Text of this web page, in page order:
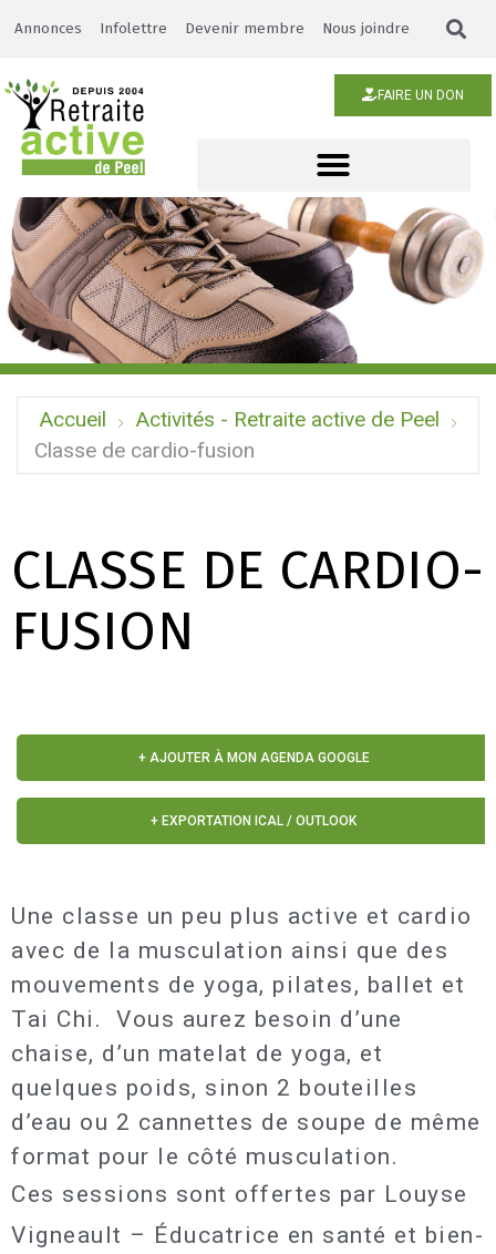
Annonces Infolettre Devenir membre Nous joindre
FAIRE UN DON
Accueil
Activités - Retraite active de Peel
Classe de cardio-fusion
CLASSE DE CARDIO-
FUSION
+ AJOUTER À MON AGENDA GOOGLE
+ EXPORTATION ICAL / OUTLOOK
Une classe un peu plus active et cardio
avec de la musculation ainsi que des
mouvements de yoga, pilates, ballet et
Tai Chi. Vous aurez besoin d’une
chaise, d’un matelat de yoga, et
quelques poids, sinon 2 bouteilles
d’eau ou 2 cannettes de soupe de même
format pour le côté musculation.
Ces sessions sont offertes par Louyse
Vigneault – Éducatrice en santé et bien-